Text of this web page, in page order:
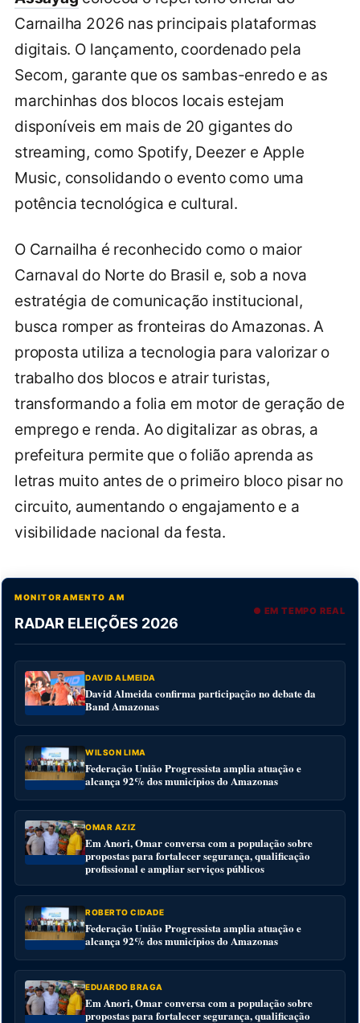
Carnailha 2026 nas principais plataformas
digitais. O lançamento, coordenado pela
Secom, garante que os sambas-enredo e as
marchinhas dos blocos locais estejam
disponíveis em mais de 20 gigantes do
streaming, como Spotify, Deezer e Apple
Music, consolidando o evento como uma
potência tecnológica e cultural.
O Carnailha é reconhecido como o maior
Carnaval do Norte do Brasil e, sob a nova
estratégia de comunicação institucional,
busca romper as fronteiras do Amazonas. A
proposta utiliza a tecnologia para valorizar o
trabalho dos blocos e atrair turistas,
transformando a folia em motor de geração de
emprego e renda. Ao digitalizar as obras, a
prefeitura permite que o folião aprenda as
letras muito antes de o primeiro bloco pisar no
circuito, aumentando o engajamento e a
visibilidade nacional da festa.
MONITORAMENTO AM
RADAR ELEIÇÕES 2026
● EM TEMPO REAL
DAVID ALMEIDA
David Almeida confirma participação no debate da
Band Amazonas
WILSON LIMA
Federação União Progressista amplia atuação e
alcança 92% dos municípios do Amazonas
OMAR AZIZ
Em Anori, Omar conversa com a população sobre
propostas para fortalecer segurança, qualificação
profissional e ampliar serviços públicos
ROBERTO CIDADE
Federação União Progressista amplia atuação e
alcança 92% dos municípios do Amazonas
EDUARDO BRAGA
Em Anori, Omar conversa com a população sobre
propostas para fortalecer segurança, qualificação